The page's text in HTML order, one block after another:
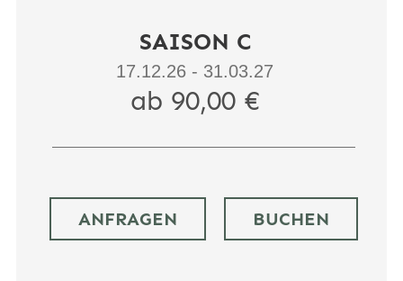
SAISON C
17.12.26 - 31.03.27
ab 90,00 €
ANFRAGEN BUCHEN